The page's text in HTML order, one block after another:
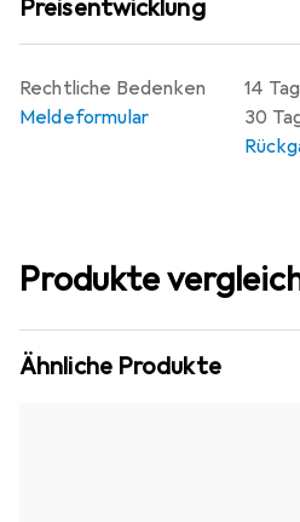
Preisentwicklung
14
30
Rechtliche Bedenken
Meldeformular
Produkte
Ähnliche Produkte